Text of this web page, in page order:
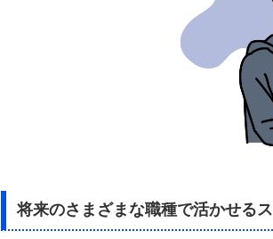
将来のさまざまな職種で活かせる